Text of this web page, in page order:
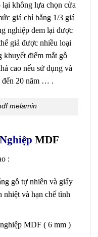
không lựa chọn cửa
giá chỉ bằng 1/3 giá
nghiệp đem lại được
giả được nhiều loại
khuyết điểm mắt gỗ
cao nếu sử dụng và
đến 20 năm … .
melamin
MDF
:
gỗ tự nhiên và giấy
nhiệt và hạn chế tình
MDF ( 6 mm )